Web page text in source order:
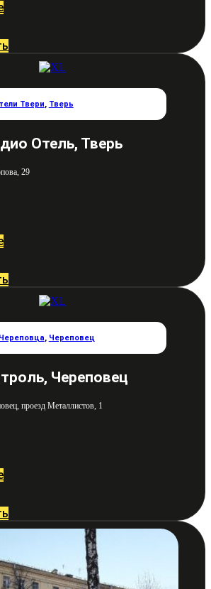
Твери, Тверь
Отель, Тверь
29
, Череповец
Череповец
проезд Металлистов, 1